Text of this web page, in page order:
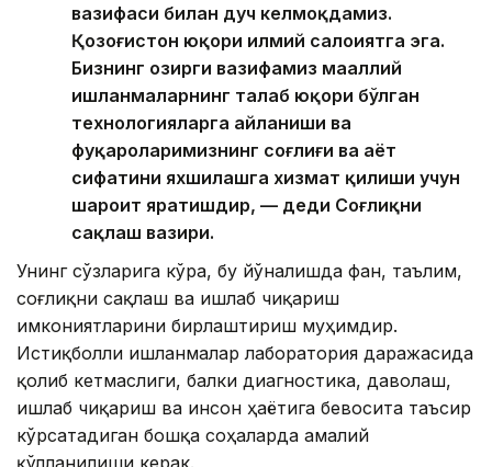
вазифаси билан дуч келмоқдамиз.
Қозоғистон юқори илмий салоҳиятга эга.
Бизнинг ҳозирги вазифамиз маҳаллий
ишланмаларнинг талаб юқори бўлган
технологияларга айланиши ва
фуқароларимизнинг соғлиғи ва ҳаёт
сифатини яхшилашга хизмат қилиши учун
шароит яратишдир, — деди Соғлиқни
сақлаш вазири.
Унинг сўзларига кўра, бу йўналишда фан, таълим,
соғлиқни сақлаш ва ишлаб чиқариш
имкониятларини бирлаштириш муҳимдир.
Истиқболли ишланмалар лаборатория даражасида
қолиб кетмаслиги, балки диагностика, даволаш,
ишлаб чиқариш ва инсон ҳаётига бевосита таъсир
кўрсатадиган бошқа соҳаларда амалий
қўлланилиши керак.